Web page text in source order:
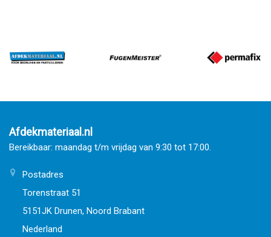
Afdekmateriaal.nl
Bereikbaar: maandag t/m vrijdag van 9:30 tot 17:00.
Postadres
Torenstraat 51
5151JK Drunen, Noord Brabant
Nederland